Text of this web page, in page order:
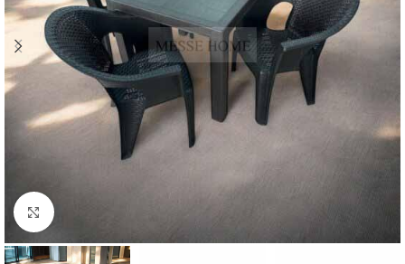
Κλικ για μεγέθυνση